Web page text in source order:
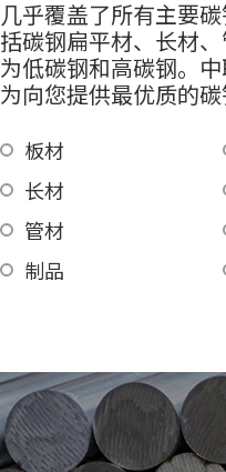
几乎覆盖了所有主要
括碳钢扁平材、长材
为低碳钢和高碳钢。
为向您提供最优质的
板材
长材
管材
制品